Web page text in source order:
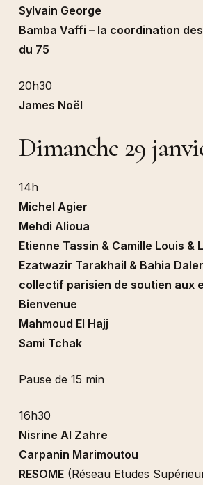
Sylvain George
Bamba Vaffi – la coordination
du 75
20h30
James Noël
Dimanche 29
14h
Michel Agier
Mehdi Alioua
Etienne Tassin & Camille Louis &
Ezatwazir Tarakhail & Bahia
collectif parisien de soutien aux
Bienvenue
Mahmoud El Hajj
Sami Tchak
Pause de 15 min
16h30
Nisrine Al Zahre
Carpanin Marimoutou
RESOME(Réseau Etudes